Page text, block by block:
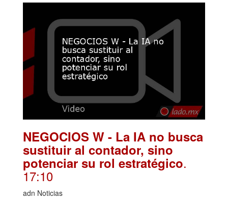
NEGOCIOS W - La IA no busca
sustituir al contador, sino
potenciar su rol estratégico.
17:10
adn Noticias